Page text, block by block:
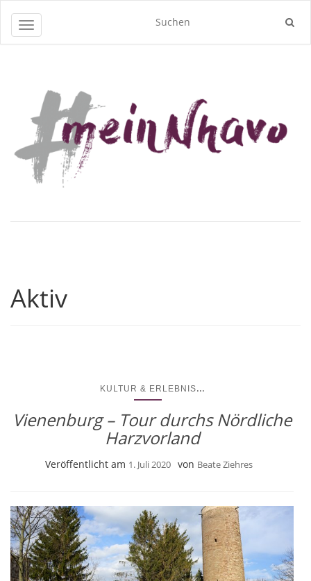
Navigation umschalten
Aktiv
KULTUR & ERLEBNIS...
Vienenburg – Tour durchs Nördliche
Harzvorland
Veröffentlicht am 1. Juli 2020 von Beate Ziehres